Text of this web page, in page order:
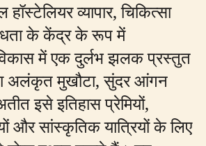
व्यापार, चिकित्सा
के केंद्र के रूप में
में एक दुर्लभ झलक प्रस्तुत
अलंकृत मुखौटा, सुंदर आंगन
इसे इतिहास प्रेमियों,
और सांस्कृतिक यात्रियों के लिए